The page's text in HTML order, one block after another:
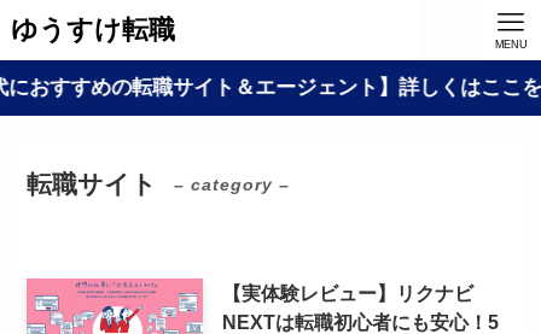
ゆうすけ転職 MENU
おすすめの転職サイト＆エージェント】詳しくはここを
転職サイト – category –
【実体験レビュー】リクナビ
NEXTは転職初心者にも安心！5